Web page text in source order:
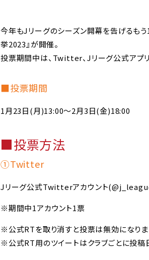
今年もJリーグのシーズン開幕を告げるもう
挙2023』が開催。
投票期間中は、Twitter、Jリーグ公式アプリ
■投票期間
1月23日(月)13:00～2月3日(金)18:00
■投票方法
①Twitter
Jリーグ公式Twitterアカウント
※期間中1アカウント1票
※公式RTを取り消すと投票は無効になり
※公式RT用のツイートはクラブごとに投稿